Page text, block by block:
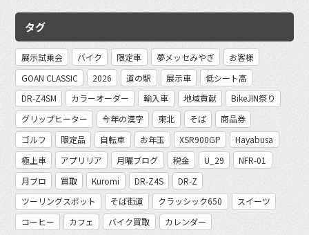
タグ
展示試乗会 バイク 限定車 夢メッセみやぎ
お客様
GOAN CLASSIC
2026 道の駅 展示車
低シート高
DR-Z4SM
カラーオーダー 輸入車 地域貢献
BikeJIN祭り
グリップヒーター
今年の漢字 東北 そば
商品券
ゴルフ
限定品 自転車 お年玉 XSR900GP
Hayabusa
極上車
アプリリア 月曜ブログ 税金 U_29
NFR-01
月ブロ
買取 Kuromi DR-Z4S
DR-Z
ツーリングスポット
そば街道 クラッシック650
スイーツ
コーヒー
カフェ バイク買取 カレンダー